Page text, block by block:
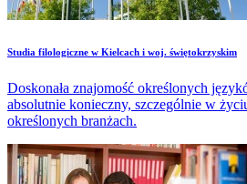
Studia filologiczne w Kielcach i woj. świętokrzyskim
Doskonała znajomość określonych
absolutnie konieczny, szczególnie w
określonych branżach.